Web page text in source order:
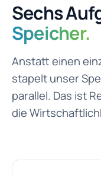
Sechs
Speicher.
Anstatt einen
stapelt unser
parallel. Das ist
die